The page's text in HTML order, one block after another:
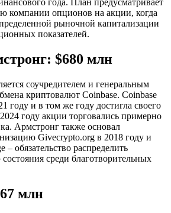
компании опционов на акции, когда
рыночной капитализации
показателей.
$680 млн
соучредителем и генеральным
криптовалют Coinbase. Coinbase
году и в том же году достигла своего
году акции торговались примерно
Армстронг также основал
Givecrypto.org в 2018 году и
обязательство распределить
среди благотворительных
млн